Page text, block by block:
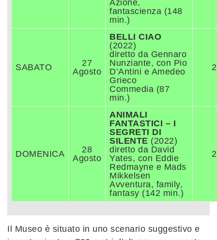
Azione,
fantascienza (148
min.)
SABATO
27
Agosto
BELLI CIAO
(2022)
diretto da Gennaro
Nunziante, con Pio
D’Antini e Amedeo
Grieco
Commedia (87
min.)
DOMENICA
28
Agosto
ANIMALI
FANTASTICI – I
SEGRETI DI
SILENTE (2022)
diretto da David
Yates, con Eddie
Redmayne e Mads
Mikkelsen
Avventura, family,
fantasy (142 min.)
Il Museo è situato in uno scenario suggestivo e